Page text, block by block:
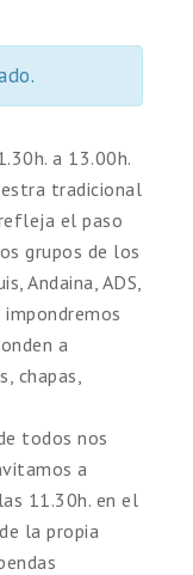
a 13.00h.
tradicional
el paso
grupos de los
Andaina, ADS,
impondremos
a
chapas,
todos nos
a
11.30h. en el
la propia